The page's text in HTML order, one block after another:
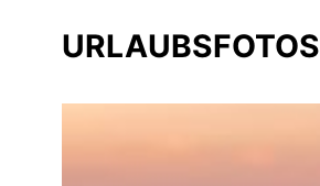
URLAUBSFOTOS